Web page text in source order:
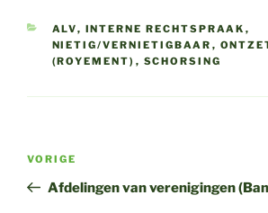
CATEGORIEËN
ALV, INTERNE RECHTSPRAAK ,
NIETIG/VERNIETIGBAAR ,
(ROYEMENT) , SCHORSING
Vorig
bericht
VORIGE
Afdelingen van verenigingen